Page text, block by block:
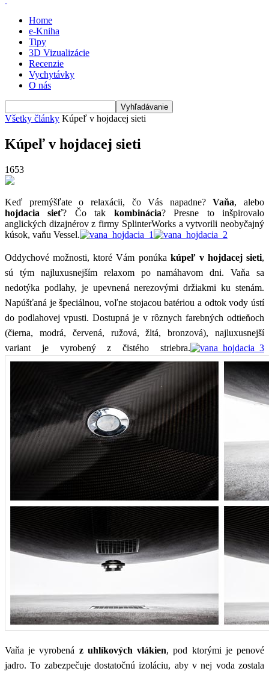
Home
e-Kniha
Tipy
3D Vizualizácie
Recenzie
Vychytávky
O nás
Všetky články Kúpeľ v hojdacej sieti
Kúpeľ v hojdacej sieti
1653
Keď premýšľate o relaxácii, čo Vás napadne?Vaňa, alebo
hojdacia sieť? Čo tak kombinácia? Presne to inšpirovalo
anglických dizajnérov z firmy SplinterWorks a vytvorili neobyčajný
kúsok, vaňu Vessel.
Oddychové možnosti, ktoré Vám ponúka kúpeľ v hojdacej sieti,
sú tým najluxusnejším relaxom po namáhavom dni. Vaňa sa
nedotýka podlahy, je upevnená nerezovými držiakmi ku stenám.
Napúšťaná je špeciálnou, voľne stojacou batériou a odtok vody ústí
do podlahovej vpusti. Dostupná je v rôznych farebných odtieňoch
(čierna, modrá, červená, ružová, žltá, bronzová), najluxusnejší
variant je vyrobený z čistého striebra.
Vaňa je vyrobená z uhlíkových vlákien, pod ktorými je penové
jadro. To zabezpečuje dostatočnú izoláciu, aby v nej voda zostala